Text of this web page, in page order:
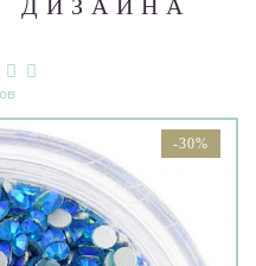
ДИЗАЙНА
-30%